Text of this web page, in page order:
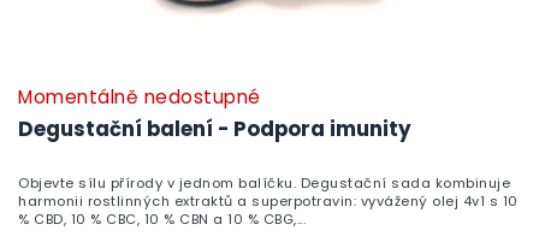
Degustační balení - Podpora imunity
Momentálně nedostupné
Objevte sílu přírody v jednom balíčku. Degustační sada kombinuje
harmonii rostlinných extraktů a superpotravin: vyvážený olej 4v1 s 10
% CBD, 10 % CBC, 10 % CBN a 10 % CBG,...